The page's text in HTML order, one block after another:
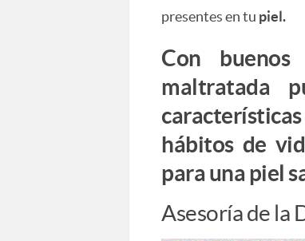
presentes en tu piel.
Con
maltratada
hábitos de
para una piel
Asesoría de la